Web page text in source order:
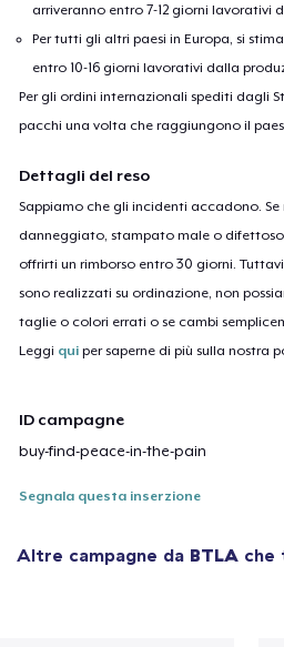
arriveranno entro 7-12 giorni lavorativi
Per tutti gli altri paesi in Europa, si
entro 10-16 giorni lavorativi dalla
Per gli ordini internazionali spediti dagli
pacchi una volta che raggiungono il
Dettagli del reso
Sappiamo che gli incidenti accadono.
danneggiato, stampato male o
offrirti un rimborso entro 30 giorni.
sono realizzati su ordinazione, non
taglie o colori errati o se cambi
Leggi qui per saperne di più sulla nostra
ID campagne
buy-find-peace-in-the-pain
Segnala questa inserzione
Altre campagne da BTLA che